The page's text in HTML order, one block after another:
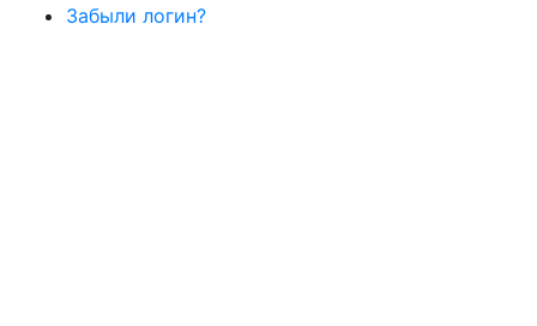
Забыли логин?